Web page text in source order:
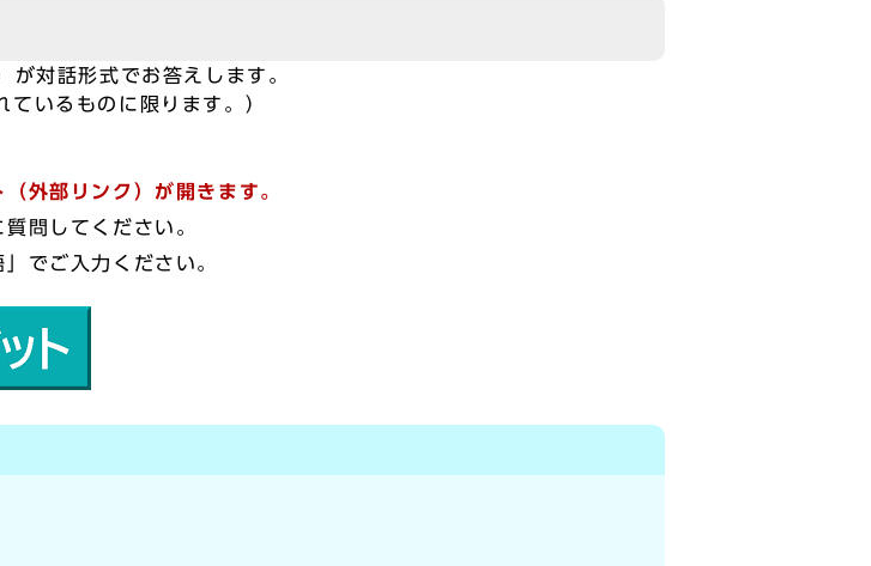
対話形式でお答えします。
ているものに限ります。）
外部リンク）が開きます。
問してください。
でご入力ください。